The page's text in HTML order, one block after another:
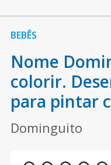
BEBÊS
Nome
colorir.
para pintar
Dominguito